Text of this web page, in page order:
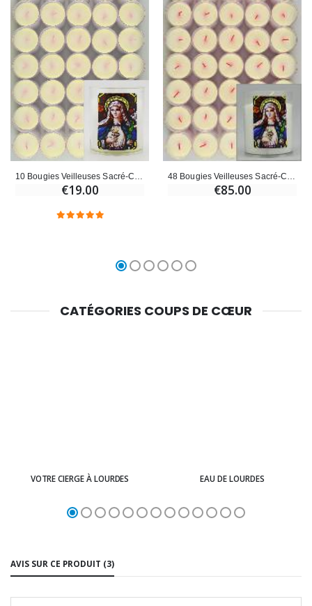
€19.00 €85.00
CATÉGORIES COUPS DE CŒUR
VOTRE CIERGE À LOURDES EAU DE LOURDES
AVIS SUR CE PRODUIT (3)